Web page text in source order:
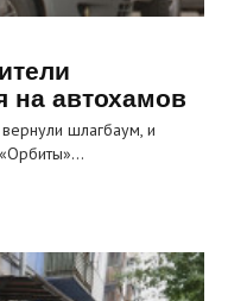
на автохамов
шлагбаум, и